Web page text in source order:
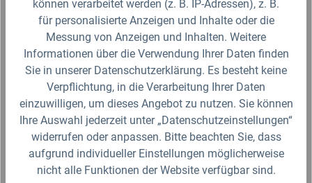
Produktgalerie überspringen
Zubehör
können verarbeitet werden (z. B. IP-Adressen), z. B.
für personalisierte Anzeigen und Inhalte oder die
Messung von Anzeigen und Inhalten. Weitere
Informationen über die Verwendung Ihrer Daten finden
Sie in unserer Datenschutzerklärung. Es besteht keine
Verpflichtung, in die Verarbeitung Ihrer Daten
einzuwilligen, um dieses Angebot zu nutzen. Sie können
Ihre Auswahl jederzeit unter „Datenschutzeinstellungen“
widerrufen oder anpassen. Bitte beachten Sie, dass
aufgrund individueller Einstellungen möglicherweise
nicht alle Funktionen der Website verfügbar sind.